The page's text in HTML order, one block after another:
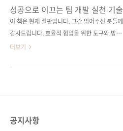
이 많습니다. 첫째, 제품 안정성이 높아집니다.
버그를 사전에 발견할 수 있죠. 버그가 포함된 채
로 서비스가 배포된 것을 상상해보세요. 끔찍하
지..
지 않게 디버깅하고 해결하는 선배들을 보면 '나
는 언제 저렇게 되나' 싶으실 겁니다. 하지만 이
것 또한 알고 계실 겁니다. 그들도 수많은 시행착
흔하게 접하지만, 누군가에게 체계적으로 에러
를 배워본 사람은 많지 않을 겁니다. 저연차 때
음가짐부..
성공으로 이끄는 팀 개발 실천 기술
이 책은 현재 절판입니다. 그간 읽어주신 분들께
감사드립니다. 효율적 협업을 위한 도구와 방법
론을 말하다! 지속적 개선을 실현하는 최신 개발
키 역자명 김완섭 출판일 2014년 10월 10일 페
더보기
공지사항